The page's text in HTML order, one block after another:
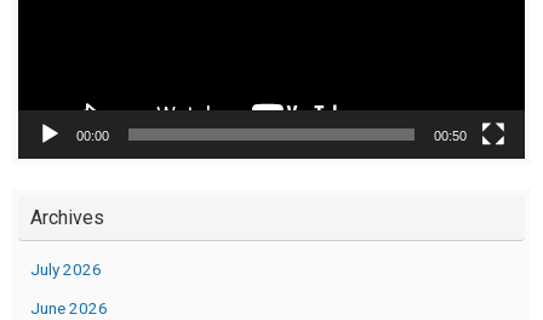
00:00 00:50
Archives
July 2026
June 2026